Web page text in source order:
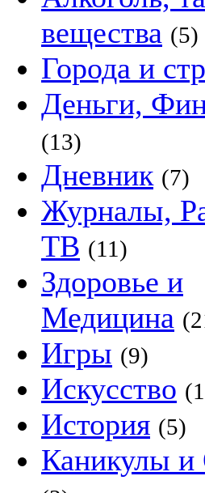
вещества (5)
Города и
Деньги,
(13)
Дневник (7)
Журналы,
ТВ (11)
Здоровье и
Медицина
Игры (9)
Искусство
История (5)
Каникулы и